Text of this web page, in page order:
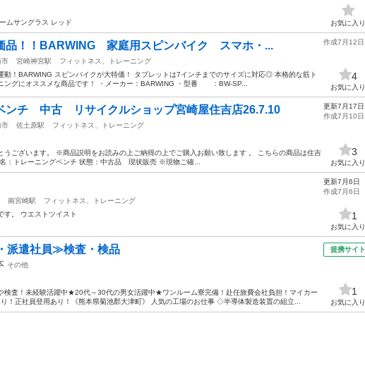
ムサングラス レッド
お気に入り
品！！BARWING 家庭用スピンバイク スマホ・...
市 宮崎神宮駅
フィットネス、トレーニング
動！BARWING スピンバイクが大特価！ タブレットは7インチまでのサイズに対応◎ 本格的な筋ト
ングにオススメな商品です！ ・メーカー：BARWING ・型番 ：BW-SP...
作成7月12日
4
お気に入り
ンチ 中古 リサイクルショップ宮崎屋住吉店26.7.10
市 佐土原駅
フィットネス、トレーニング
うございます。 ※商品説明をお読みの上ご納得の上でご購入お願い致します 。 こちらの商品は住吉
：トレーニングベンチ 状態：中古品 現状販売 ※現物ご確...
更新7月17日
作成7月10日
3
お気に入り
南宮崎駅
フィットネス、トレーニング
。 ウエストツイスト
更新7月6日
作成7月6日
1
お気に入り
派遣社員≫検査・検品
その他
検査！未経験活躍中★20代～30代の男女活躍中★ワンルーム寮完備！赴任旅費会社負担！マイカー
！正社員登用あり！《熊本県菊池郡大津町》 人気の工場のお仕事 ◇半導体製造装置の組立...
提携サイト
1
お気に入り